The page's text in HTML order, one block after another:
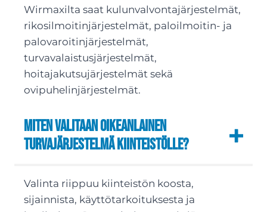
Wirmaxilta saat kulunvalvontajärjestelmät,
rikosilmoitinjärjestelmät, paloilmoitin- ja
palovaroitinjärjestelmät,
turvavalaistusjärjestelmät,
hoitajakutsujärjestelmät sekä
ovipuhelinjärjestelmät.
Miten valitaan oikeanlainen
turvajärjestelmä kiinteistölle?
Valinta riippuu kiinteistön koosta,
sijainnista, käyttötarkoituksesta ja